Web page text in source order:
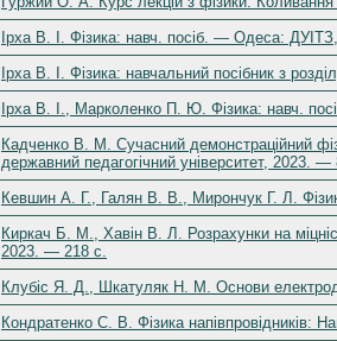
Ірха В. І. Фізика: навч. посіб. — Одеса:
Ірха В. І. Фізика: навчальний посібник з
Ірха В. І., Марколенко П. Ю. Фізика: навч.
Кадченко В. М. Сучасний демонстраційний
державний педагогічний університет, 2023. —
Кевшин А. Г., Галян В. В., Мирончук Г. Л.
Киркач Б. М., Хавін В. Л. Розрахунки на
2023. — 218 с.
Клубіс Я. Д., Шкатуляк Н. М. Основи
Кондратенко С. В. Фізика